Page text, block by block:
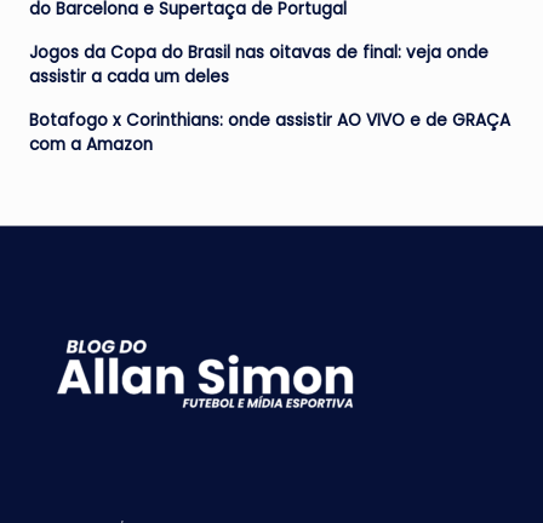
do Barcelona e Supertaça de Portugal
Jogos da Copa do Brasil nas oitavas de final: veja onde
assistir a cada um deles
Botafogo x Corinthians: onde assistir AO VIVO e de GRAÇA
com a Amazon